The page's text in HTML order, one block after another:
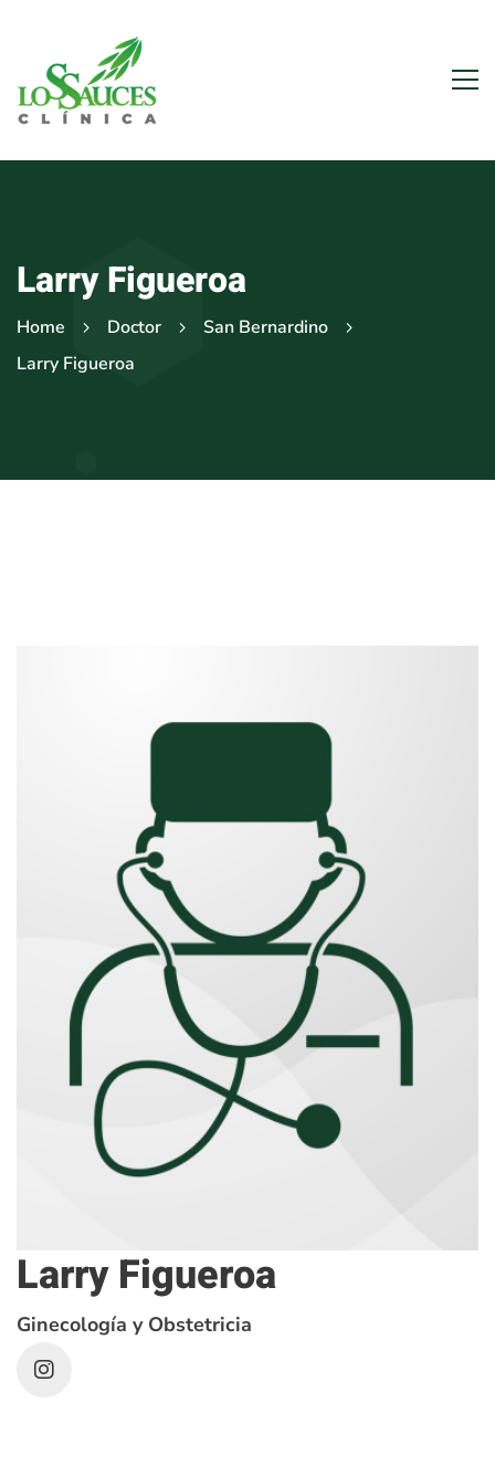
Larry Figueroa
Home Doctor
San Bernardino
Larry Figueroa
Larry Figueroa
Ginecología y Obstetricia